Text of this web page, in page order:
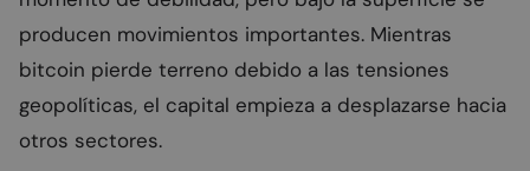
producen movimientos importantes. Mientras
bitcoin pierde terreno debido a las tensiones
geopolíticas, el capital empieza a desplazarse hacia
otros sectores.